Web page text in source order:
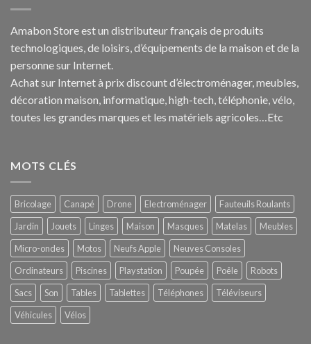
Amabon Store est un distributeur français de produits
technologiques, de loisirs, d’équipements de la maison et de la
personne sur Internet.
Achat sur Internet à prix discount d’électroménager, meubles,
décoration maison, informatique, high-tech, téléphonie, vélo,
toutes les grandes marques et les matériels agricoles…Etc
MOTS CLÉS
Bricolage Canapé Drone Electroménager
Fauteuils Roulants
Jardin
Jouets Linges Maison Masques Matelas
Meubles
Micro-ondes
Motos Neufs Apple
Neuves Consoles
Ordinateurs
Piscines Playstation Poupée Poêle
Robots
Sacs
Son Tables Tablettes Téléphones
Téléviseurs
Véhicules
Vélos